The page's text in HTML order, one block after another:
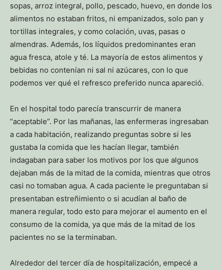
sopas, arroz integral, pollo, pescado, huevo, en donde los
alimentos no estaban fritos, ni empanizados, solo pan y
tortillas integrales, y como colación, uvas, pasas o
almendras. Además, los líquidos predominantes eran
agua fresca, atole y té. La mayoría de estos alimentos y
bebidas no contenían ni sal ni azúcares, con lo que
podemos ver qué el refresco preferido nunca apareció.
En el hospital todo parecía transcurrir de manera
“aceptable”. Por las mañanas, las enfermeras ingresaban
a cada habitación, realizando preguntas sobre si les
gustaba la comida que les hacían llegar, también
indagaban para saber los motivos por los que algunos
dejaban más de la mitad de la comida, mientras que otros
casi no tomaban agua. A cada paciente le preguntaban si
presentaban estreñimiento o si acudían al baño de
manera regular, todo esto para mejorar el aumento en el
consumo de la comida, ya que más de la mitad de los
pacientes no se la terminaban.
Alrededor del tercer día de hospitalización, empecé a